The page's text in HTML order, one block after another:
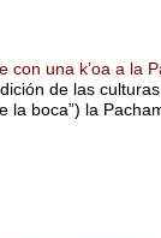
con una k’oa a la
de las
la boca”) la